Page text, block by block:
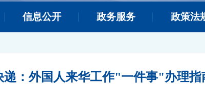
信息公开 政务服务 政策法
递：外国人来华工作"一件事"办理指